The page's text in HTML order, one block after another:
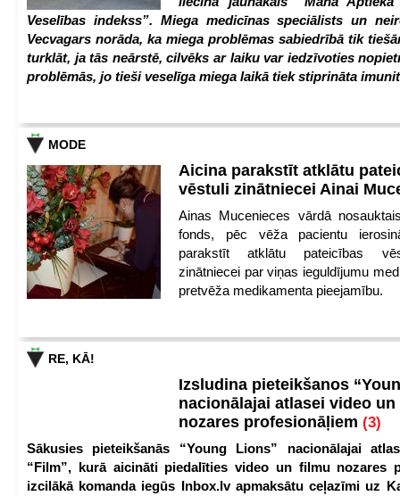
Veselības indekss”. Miega medicīnas speciālists un
Vecvagars norāda, ka miega problēmas sabiedrībā tik
turklāt, ja tās neārstē, cilvēks ar laiku var iedzīvoties
problēmās, jo tieši veselīga miega laikā tiek stiprināta
MODE
Aicina parakstīt atklātu
vēstuli zinātniecei Ainai
Ainas Mucenieces vārdā
fonds, pēc vēža pacientu
parakstīt atklātu pateicības
zinātniecei par viņas ieguldījumu
pretvēža medikamenta pieejamību.
RE, KĀ!
Izsludina pieteikšanos
nacionālajai atlasei video
nozares profesionāļiem (3)
Sākusies pieteikšanās “Young Lions” nacionālajai
“Film”, kurā aicināti piedalīties video un filmu nozares
izcilākā komanda iegūs Inbox.lv apmaksātu ceļazīmi uz